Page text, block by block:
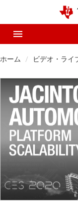
ホーム ビデオ・ライ